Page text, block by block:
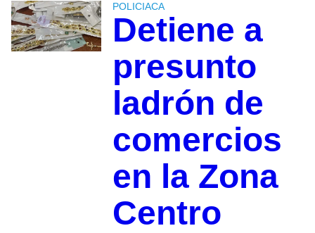
POLICIACA
Detiene a
presunto
ladrón de
comercios
en la Zona
Centro